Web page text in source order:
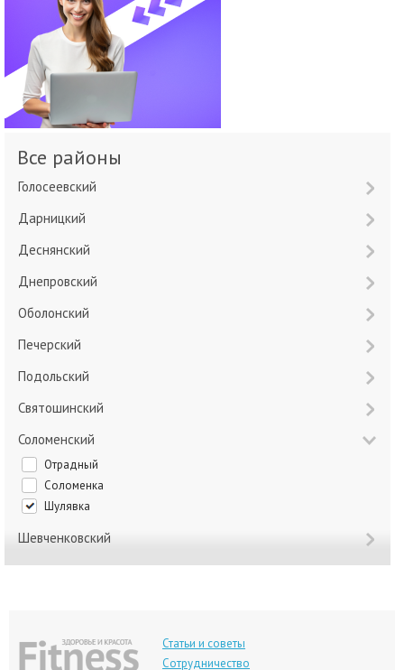
Все районы
Голосеевский
Дарницкий
Деснянский
Днепровский
Оболонский
Печерский
Подольский
Святошинский
Соломенский
Отрадный
Соломенка
Шулявка
Шевченковский
Статьи и советы
Сотрудничество